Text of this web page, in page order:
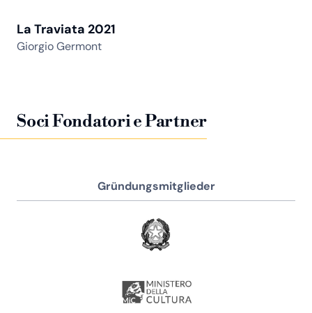
La Traviata 2021
Giorgio Germont
Soci Fondatori e Partner
Gründungsmitglieder